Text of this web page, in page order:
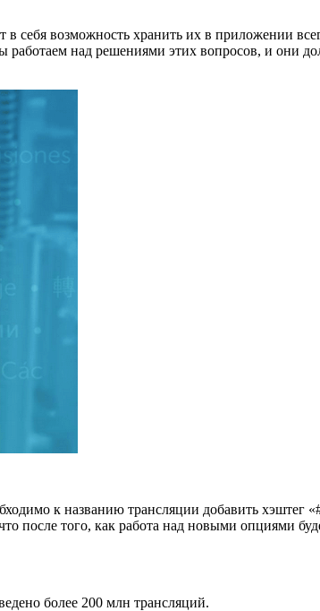
в себя возможность хранить их в приложении
работаем над решениями этих вопросов, и они
к названию трансляции добавить хэштег
после того, как работа над новыми опциями
более 200 млн трансляций.